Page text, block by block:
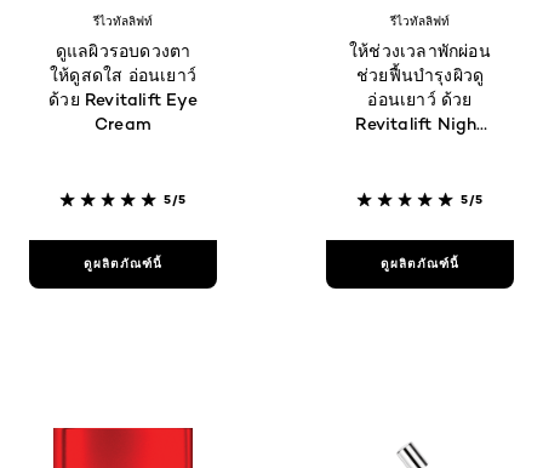
รีไวทัลลิฟท์
ดูแลผิวรอบดวงตา
ให้ดูสดใส อ่อนเยาว์
ด้วย Revitalift Eye
Cream
5/5
ดูผลิตภัณฑ์นี้
รีไวทัลลิฟท์
ให้ช่วงเวลาพักผ่อน
ช่วยฟื้นบำรุงผิวดู
อ่อนเยาว์ ด้วย
Revitalift Night
5/5
ดูผลิตภัณฑ์นี้